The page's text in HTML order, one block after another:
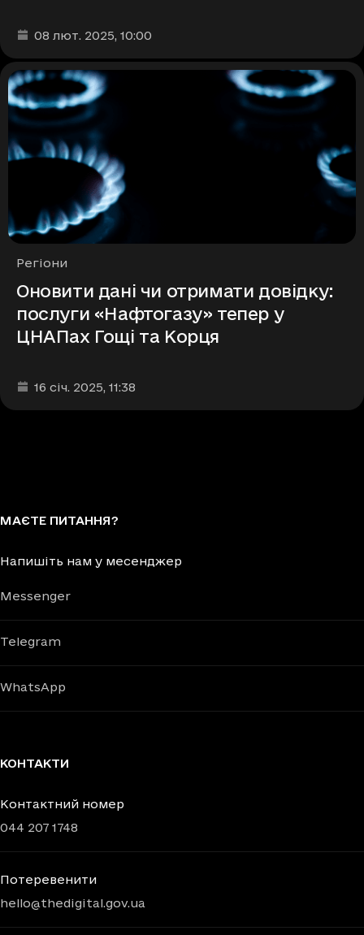
Дата та час публікації
08 лют. 2025, 10:00
Рубрики
Регіони
Оновити дані чи отримати довідку:
послуги «Нафтогазу» тепер у
ЦНАПах Гощі та Корця
Дата та час публікації
16 січ. 2025, 11:38
МАЄТЕ ПИТАННЯ?
Напишіть нам у месенджер
Messenger
Telegram
WhatsApp
КОНТАКТИ
Контактний номер
044 207 1748
Потеревенити
hello@thedigital.gov.ua